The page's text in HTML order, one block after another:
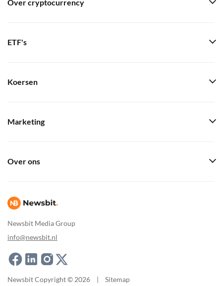
Newsbit Media Group
info@newsbit.nl
Over cryptocurrency
ETF's
Koersen
Marketing
Over ons
Newsbit Copyright © 2026 | Sitemap